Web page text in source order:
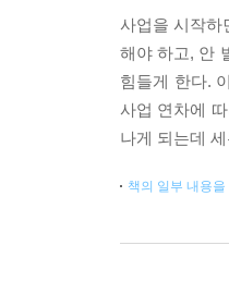
사업을 시작하
해야 하고, 안
힘들게 한다.
사업 연차에
나게 되는데
책의 일부 내용